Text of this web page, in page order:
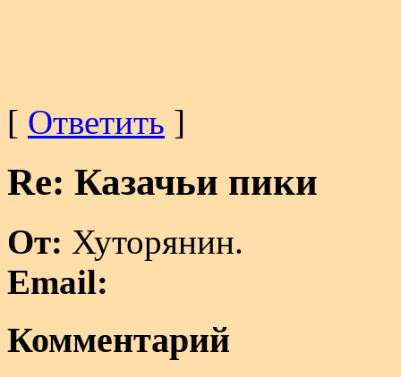
[ Ответить ]
Re: Казачьи пики
От: Хуторянин.
Email:
Комментарий